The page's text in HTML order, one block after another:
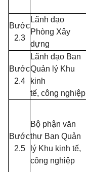
Bước
2.3
Lãnh đạo
Phòng Xây
dựng
Bước
2.4
Lãnh đạo Ban
Quản lý Khu
kinh
tế, công nghiệp
Bước
2.5
Bộ phận văn
thư Ban Quản
lý Khu kinh tế,
công nghiệp